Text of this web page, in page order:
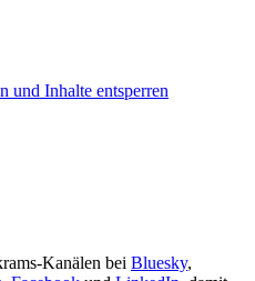
und Inhalte entsperren
Kanälen bei Bluesky,